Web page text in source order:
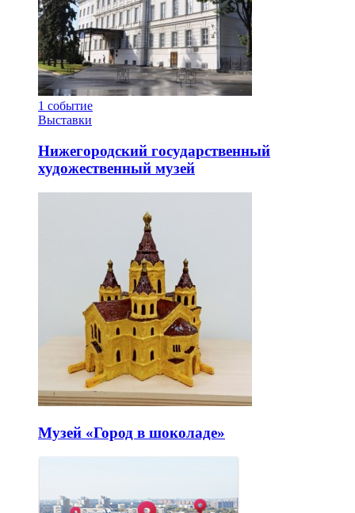
1 событие
Выставки
Нижегородский государственный
художественный музей
Музей «Город в шоколаде»